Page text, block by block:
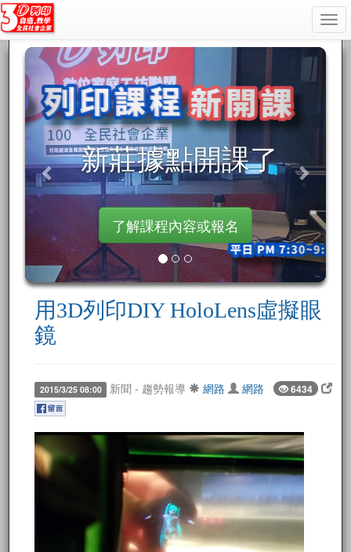
新莊據點開課了
了解課程內容或報名
用3D列印DIY HoloLens虛擬眼
鏡
2015/3/25 08:00 新聞 - 趨勢報導 網路 網路 6434